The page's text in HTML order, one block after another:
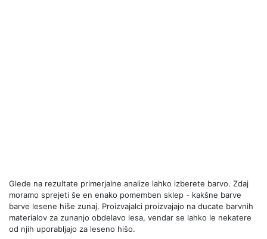
Glede na rezultate primerjalne analize lahko izberete barvo. Zdaj
moramo sprejeti še en enako pomemben sklep - kakšne barve
barve lesene hiše zunaj. Proizvajalci proizvajajo na ducate barvnih
materialov za zunanjo obdelavo lesa, vendar se lahko le nekatere
od njih uporabljajo za leseno hišo.